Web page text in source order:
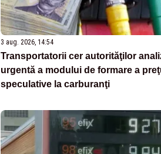
3 aug. 2026, 14:54
Transportatorii cer autorităţilor
urgentă a modului de formare a
speculative la carburanţi